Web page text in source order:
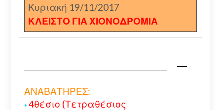
Κυριακή 19/11/2017
ΚΛΕΙΣΤΟ ΓΙΑ ΧΙΟΝΟΔΡΟΜΙΑ
ΑΝΑΒΑΤΗΡΕΣ:
4θέσιο (Τετραθέσιος